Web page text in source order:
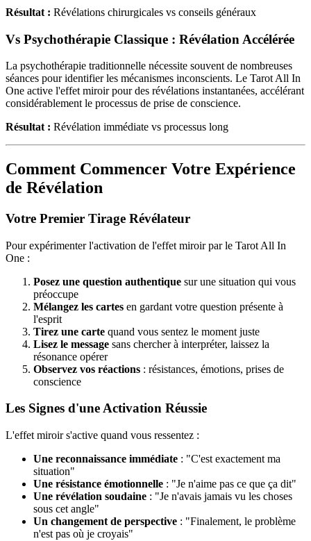
Résultat : Révélations chirurgicales vs conseils généraux
Vs Psychothérapie Classique : Révélation Accélérée
La psychothérapie traditionnelle nécessite souvent de nombreuses
séances pour identifier les mécanismes inconscients. Le Tarot All In
One active l'effet miroir pour des révélations instantanées, accélérant
considérablement le processus de prise de conscience.
Résultat : Révélation immédiate vs processus long
Comment Commencer Votre Expérience
de Révélation
Votre Premier Tirage Révélateur
Pour expérimenter l'activation de l'effet miroir par le Tarot All In
One :
Posez une question authentique sur une situation qui vous
préoccupe
Mélangez les cartes en gardant votre question présente à
l'esprit
Tirez une carte quand vous sentez le moment juste
Lisez le message sans chercher à interpréter, laissez la
résonance opérer
Observez vos réactions : résistances, émotions, prises de
conscience
Les Signes d'une Activation Réussie
L'effet miroir s'active quand vous ressentez :
Une reconnaissance immédiate : "C'est exactement ma
situation"
Une résistance émotionnelle : "Je n'aime pas ce que ça dit"
Une révélation soudaine : "Je n'avais jamais vu les choses
sous cet angle"
Un changement de perspective : "Finalement, le problème
n'est pas où je croyais"